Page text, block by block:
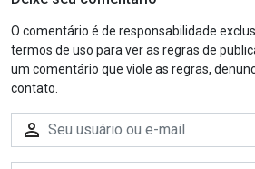
O comentário é de responsabilidade
termos de uso para ver as regras de
um comentário que viole as regras,
contato.